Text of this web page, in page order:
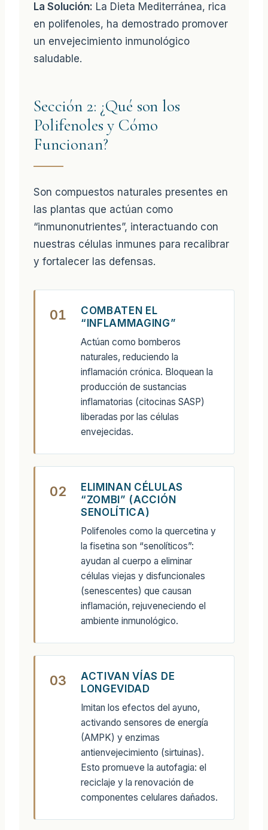
La Solución: La Dieta Mediterránea, rica
en polifenoles, ha demostrado promover
un envejecimiento inmunológico
saludable.
Sección 2: ¿Qué son los
Polifenoles y Cómo
Funcionan?
Son compuestos naturales presentes en
las plantas que actúan como
“inmunonutrientes”, interactuando con
nuestras células inmunes para recalibrar
y fortalecer las defensas.
01
COMBATEN EL
“INFLAMMAGING”
Actúan como bomberos
naturales, reduciendo la
inflamación crónica. Bloquean la
producción de sustancias
inflamatorias (citocinas SASP)
liberadas por las células
envejecidas.
02
ELIMINAN CÉLULAS
“ZOMBI” (ACCIÓN
SENOLÍTICA)
Polifenoles como la quercetina y
la fisetina son “senolíticos”:
ayudan al cuerpo a eliminar
células viejas y disfuncionales
(senescentes) que causan
inflamación, rejuveneciendo el
ambiente inmunológico.
03
ACTIVAN VÍAS DE
LONGEVIDAD
Imitan los efectos del ayuno,
activando sensores de energía
(AMPK) y enzimas
antienvejecimiento (sirtuinas).
Esto promueve la autofagia: el
reciclaje y la renovación de
componentes celulares dañados.